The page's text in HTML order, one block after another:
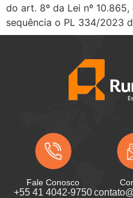
do art. 8º da Lei nº
sequência o PL 334/2023
Fale Conosco
+55 41 4042-9750